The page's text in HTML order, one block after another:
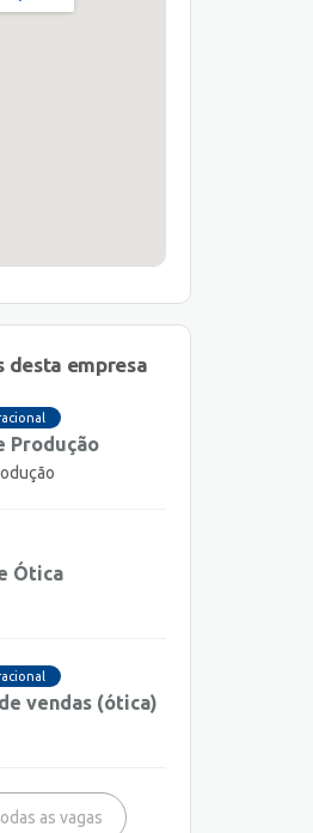
desta empresa
Produção
Ótica
vendas (ótica)
as vagas